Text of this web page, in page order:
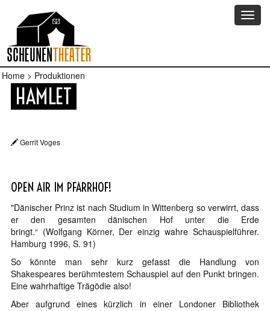
Home > Produktionen
HAMLET
Gerrit Voges
OPEN AIR IM PFARRHOF!
"Dänischer Prinz ist nach Studium in Wittenberg so verwirrt, dass
er den gesamten dänischen Hof unter die Erde
bringt.“ (Wolfgang Körner, Der einzig wahre Schauspielführer.
Hamburg 1996, S. 91)
So könnte man sehr kurz gefasst die Handlung von
Shakespeares berühmtestem Schauspiel auf den Punkt bringen.
Eine wahrhaftige Trägödie also!
Aber aufgrund eines kürzlich in einer Londoner Bibliothek